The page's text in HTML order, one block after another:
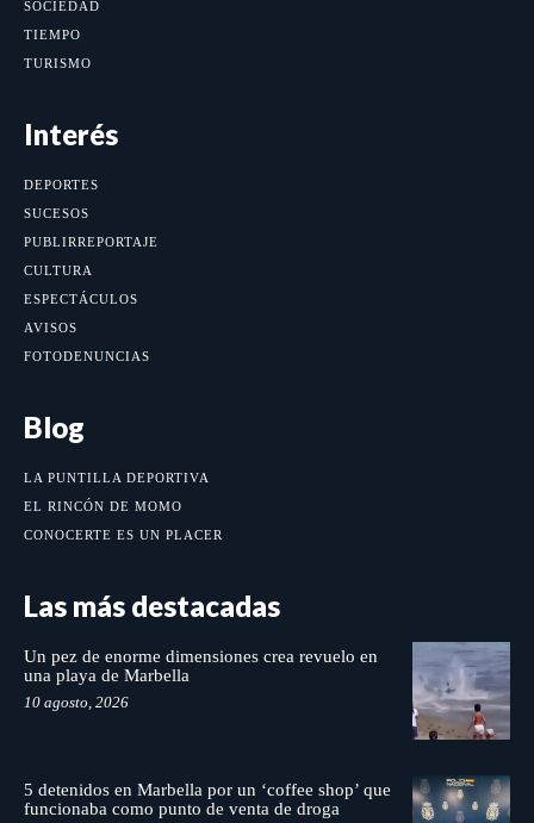
SOCIEDAD
TIEMPO
TURISMO
Interés
DEPORTES
SUCESOS
PUBLIRREPORTAJE
CULTURA
ESPECTÁCULOS
AVISOS
FOTODENUNCIAS
Blog
LA PUNTILLA DEPORTIVA
EL RINCÓN DE MOMO
CONOCERTE ES UN PLACER
Las más destacadas
Un pez de enorme dimensiones crea revuelo en
una playa de Marbella
10 agosto, 2026
5 detenidos en Marbella por un ‘coffee shop’ que
funcionaba como punto de venta de droga